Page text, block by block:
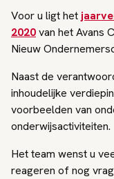
Voor u ligt het
2020van het Avans
Nieuw
Naast de
inhoudelijke
voorbeelden van
onderwijsactiviteiten.
Het team wenst u
reageren of nog